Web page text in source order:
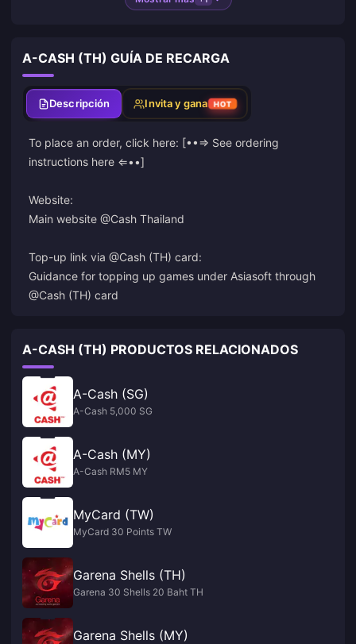
A-CASH (TH) GUÍA DE RECARGA
Descripción Invita y gana HOT
To place an order, click here: [••⇒ See ordering
instructions here ⇐••]
Website:
Main website @Cash Thailand
Top-up link via @Cash (TH) card:
Guidance for topping up games under Asiasoft through
@Cash (TH) card
A-CASH (TH) PRODUCTOS RELACIONADOS
A-Cash (SG)
A-Cash 5,000 SG
A-Cash (MY)
A-Cash RM5 MY
MyCard (TW)
MyCard 30 Points TW
Garena Shells (TH)
Garena 30 Shells 20 Baht TH
Garena Shells (MY)